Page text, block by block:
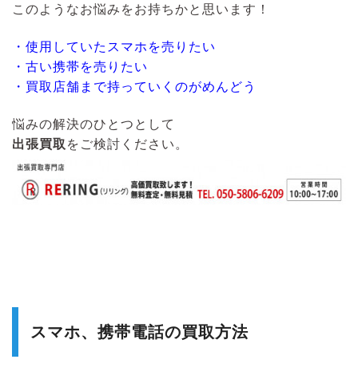
このようなお悩みをお持ちかと思います！
・使用していたスマホを売りたい
・古い携帯を売りたい
・買取店舗まで持っていくのがめんどう
悩みの解決のひとつとして
出張買取 をご検討ください。
スマホ、携帯電話の買取方法